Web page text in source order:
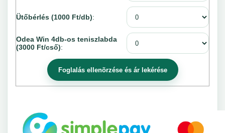
Ütőbérlés (1000 Ft/db):
Odea Win 4db-os teniszlabda
(3000 Ft/cső):